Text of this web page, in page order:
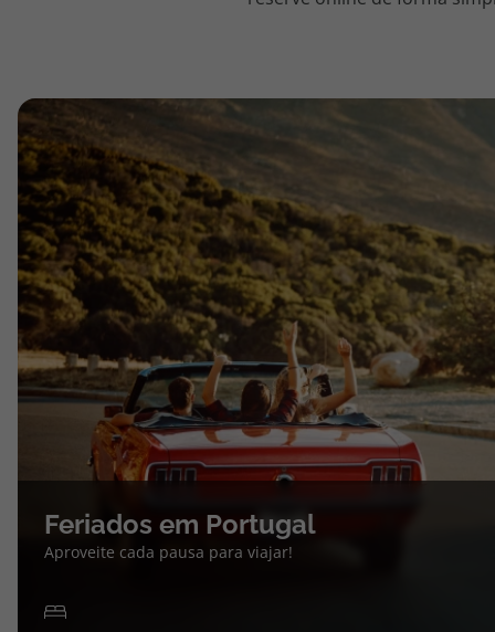
topatlantico@topatlantico.com
Feriados em Portugal
Aproveite cada pausa para viajar!